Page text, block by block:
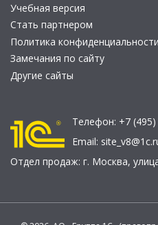
Учебная версия
Стать партнером
Политика конфиденциальности
Замечания по сайту
Другие сайты
Телефон: +7
Email:
Отдел продаж: г. Москва,